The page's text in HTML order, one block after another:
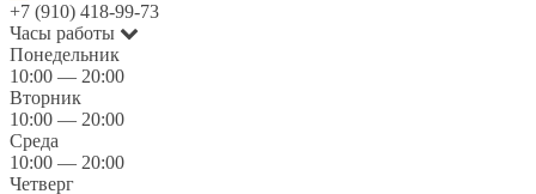
+7 (910) 418-99-73
Часы работы
Понедельник
10:00 — 20:00
Вторник
10:00 — 20:00
Среда
10:00 — 20:00
Четверг